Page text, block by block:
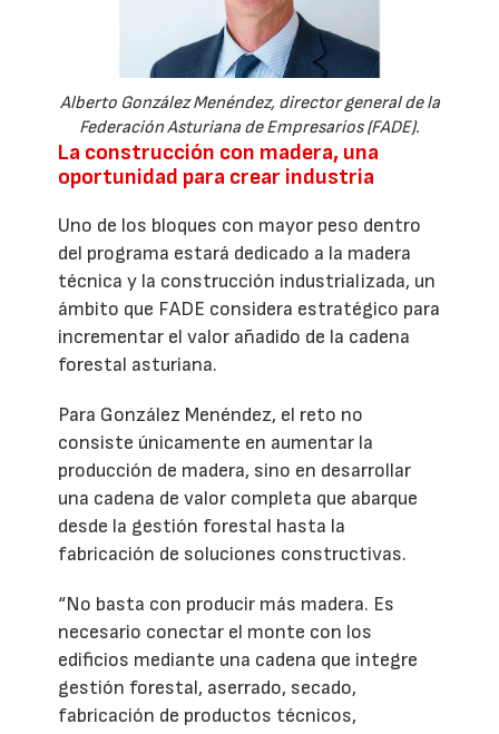
Alberto González Menéndez, director general de la
Federación Asturiana de Empresarios (FADE).
La construcción con madera, una
oportunidad para crear industria
Uno de los bloques con mayor peso dentro
del programa estará dedicado a la madera
técnica y la construcción industrializada, un
ámbito que FADE considera estratégico para
incrementar el valor añadido de la cadena
forestal asturiana.
Para González Menéndez, el reto no
consiste únicamente en aumentar la
producción de madera, sino en desarrollar
una cadena de valor completa que abarque
desde la gestión forestal hasta la
fabricación de soluciones constructivas.
“No basta con producir más madera. Es
necesario conectar el monte con los
edificios mediante una cadena que integre
gestión forestal, aserrado, secado,
fabricación de productos técnicos,